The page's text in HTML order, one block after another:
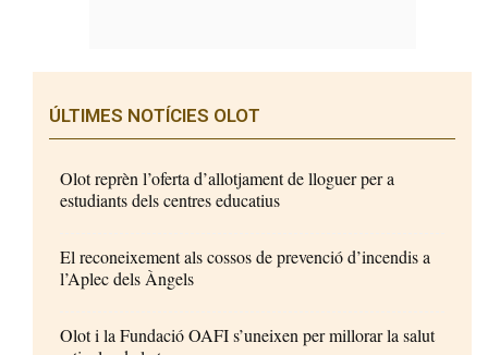
ÚLTIMES NOTÍCIES OLOT
Olot reprèn l’oferta d’allotjament de lloguer per a
estudiants dels centres educatius
El reconeixement als cossos de prevenció d’incendis a
l’Aplec dels Àngels
Olot i la Fundació OAFI s’uneixen per millorar la salut